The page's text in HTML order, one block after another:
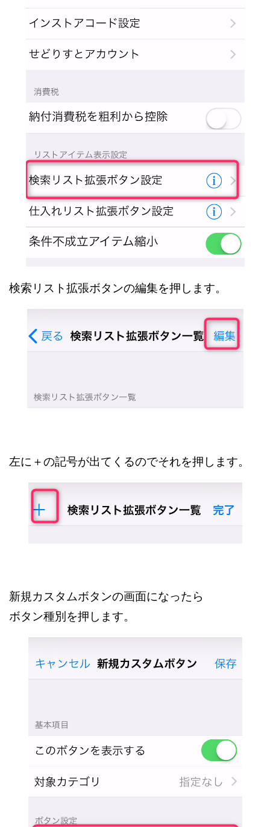
検索リスト拡張ボタンの編集を押します。
左に＋の記号が出てくるのでそれを押します。
新規カスタムボタンの画面になったら
ボタン種別を押します。